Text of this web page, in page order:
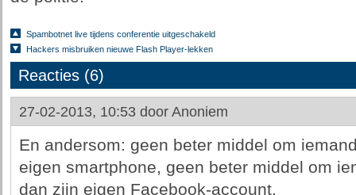
Spambotnet live tijdens conferentie uitgeschakeld
Hackers misbruiken nieuwe Flash Player-lekken
Reacties (6)
27-02-2013, 10:53 door Anoniem
En andersom: geen beter middel om
eigen smartphone, geen beter middel om
dan zijn eigen Facebook-account.